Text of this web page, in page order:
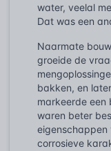
water, veelal
Dat was een
Naarmate
groeide de
bakken, en
markeerde een
waren beter
eigenschappen
corrosieve